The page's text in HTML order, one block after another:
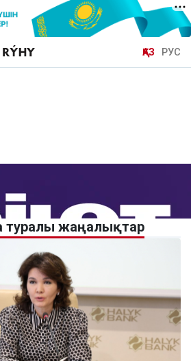
ҚАЗ РУС
туралы жаңалықтар